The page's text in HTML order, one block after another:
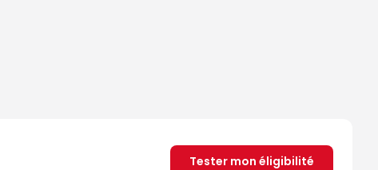
Tester mon éligibilité